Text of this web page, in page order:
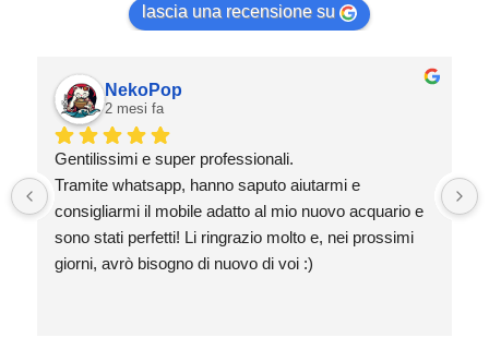
lascia una recensione su
NekoPop
2 mesi fa
Gentilissimi e super professionali.
Tramite whatsapp, hanno saputo aiutarmi e
consigliarmi il mobile adatto al mio nuovo acquario e
sono stati perfetti! Li ringrazio molto e, nei prossimi
giorni, avrò bisogno di nuovo di voi :)